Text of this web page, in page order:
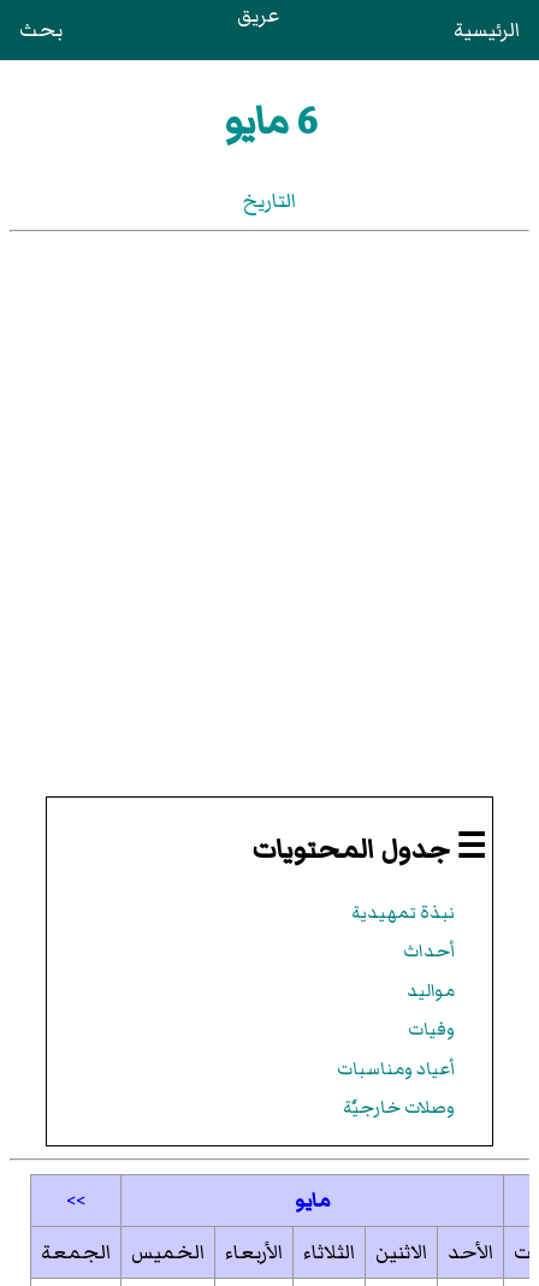
الرئيسية عريق بحث
6 مايو
التاريخ
☰ جدول المحتويات
نبذة تمهيدية
أحداث
مواليد
وفيات
أعياد ومناسبات
وصلات خارجيَّة
مايو
>>
الأحد الاثنين الثلاثاء الأربعاء الخميس
الجمعة